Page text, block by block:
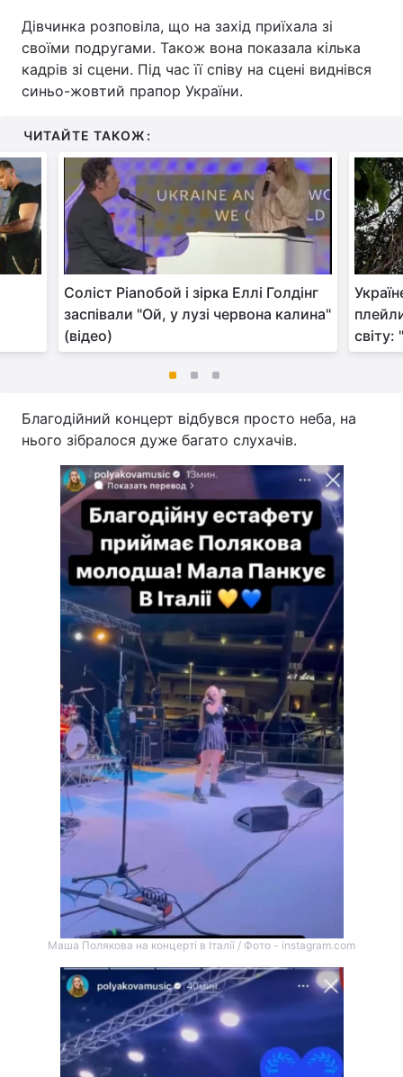
Дівчинка розповіла, що на захід приїхала зі
своїми подругами. Також вона показала кілька
кадрів зі сцени. Під час її співу на сцені виднівся
синьо-жовтий прапор України.
ЧИТАЙТЕ ТАКОЖ:
Соліст Ріаnобой і зірка Еллі Голдінг
заспівали "Ой, у лузі червона калина"
(відео)
Благодійний концерт відбувся просто неба, на
нього зібралося дуже багато слухачів.
Маша Полякова на концерті в Італії / Фото - instagram.com